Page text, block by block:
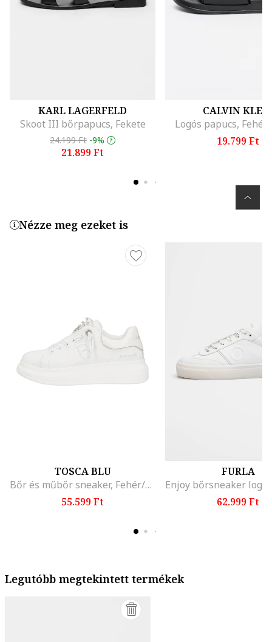
KARL LAGERFELD
Skoot III bőrpapucs, Fekete
24.199 Ft -9%
21.899 Ft
CALVIN
Logós papucs,
19.799 Ft
Nézze meg ezeket is
TOSCA BLU
Bőr és műbőr sneaker, Fehér/Világosbézs
55.599 Ft
FURLA
62.999 Ft
Legutóbb megtekintett termékek